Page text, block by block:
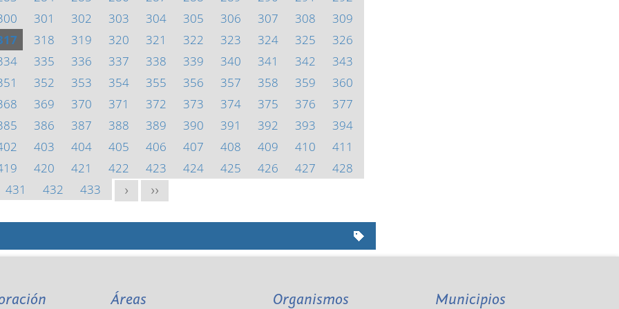
301 302 303 304 305 306 307 308
309
318 319 320 321 322 323 324 325
326
335 336 337 338 339 340 341 342
343
352 353 354 355 356 357 358 359
360
369 370 371 372 373 374 375 376
377
386 387 388 389 390 391 392 393
394
403 404 405 406 407 408 409 410
411
420 421 422 423 424 425 426 427
428
431
432 433 > >>
Áreas Organismos Municipios